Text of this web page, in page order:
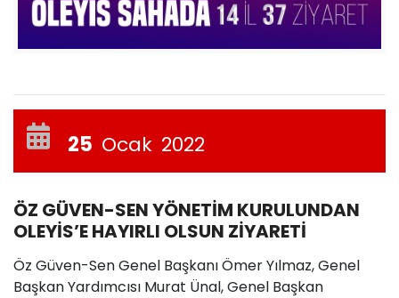
25 Ocak 2022
ÖZ GÜVEN-SEN YÖNETİM KURULUNDAN
OLEYİS’E HAYIRLI OLSUN ZİYARETİ
Öz Güven-Sen Genel Başkanı Ömer Yılmaz, Genel
Başkan Yardımcısı Murat Ünal, Genel Başkan